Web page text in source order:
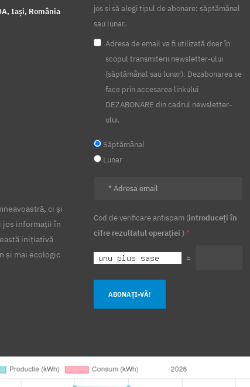
Iași, România
jos și să alegi tipul de abonare: săptămânal
sau lunar.
Adresa de email va fi utilizată doar în
scopul transmiterii newsletter-ului
(săptămânal sau lunar). Dezabonarea se
face prin accesarea linkului
DEZABONARE din cadrul newsletter-
ului.
Săptămânal
Lunar
Cod de verificare antispam (introduceți în
cifre rezultatul operației ) *
=
ABONAȚI-VĂ!
ci și
jos informații în
inițiativă
și mai ecologic